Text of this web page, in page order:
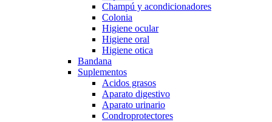
Champú y acondicionadores
Colonia
Higiene ocular
Higiene oral
Higiene otica
Bandana
Suplementos
Acidos grasos
Aparato digestivo
Aparato urinario
Condroprotectores